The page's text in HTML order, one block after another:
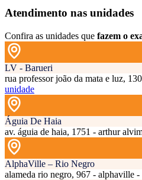
Atendimento nas unidades
Confira as unidades que fazem o
LV - Barueri
rua professor joão da mata e luz,
unidade
Águia De Haia
av. águia de haia, 1751 - arthur
AlphaVille – Rio Negro
alameda rio negro, 967 - alphaville -